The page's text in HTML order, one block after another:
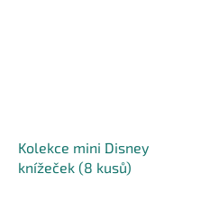
Kolekce mini Disney
knížeček (8 kusů)